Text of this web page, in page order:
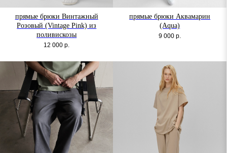
прямые брюки Винтажный
Розовый (Vintage Pink) из
поливискозы
12 000 р.
прямые брюки Аквамарин
(Aqua)
9 000 р.